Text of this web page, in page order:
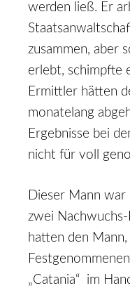
werden ließ. Er
zusammen, aber
erlebt, schimpfte
Ermittler hätten
monatelang
Ergebnisse bei
nicht für voll
Dieser Mann
zwei
hatten den
„Catania“ im